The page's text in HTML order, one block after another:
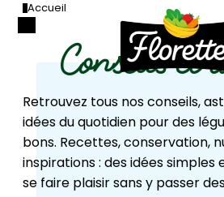
Accueil
Conseils et
Retrouvez tous nos conseils,
idées du quotidien pour des
bons. Recettes, conservation,
inspirations : des idées
se faire plaisir sans y passer